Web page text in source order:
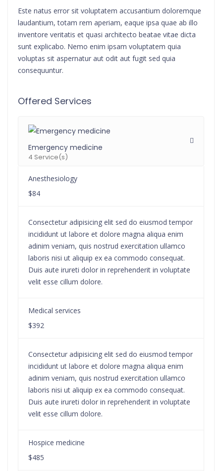
Este natus error sit voluptatem accusantium doloremque
laudantium, totam rem aperiam, eaque ipsa quae ab illo
inventore veritatis et quasi architecto beatae vitae dicta
sunt explicabo. Nemo enim ipsam voluptatem quia
voluptas sit aspernatur aut odit aut fugit sed quia
consequuntur.
Offered Services
Emergency medicine
4 Service(s)
Anesthesiology
$84
Consectetur adipisicing elit sed do eiusmod tempor
incididunt ut labore et dolore magna aliqua enim
adinim veniam, quis nostrud exercitation ullamco
laboris nisi ut aliquip ex ea commodo consequat.
Duis aute irureti dolor in reprehenderit in voluptate
velit esse cillum dolore.
Medical services
$392
Consectetur adipisicing elit sed do eiusmod tempor
incididunt ut labore et dolore magna aliqua enim
adinim veniam, quis nostrud exercitation ullamco
laboris nisi ut aliquip ex ea commodo consequat.
Duis aute irureti dolor in reprehenderit in voluptate
velit esse cillum dolore.
Hospice medicine
$485